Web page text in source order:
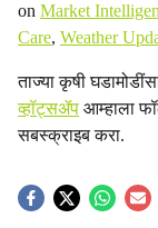
on Market
Care, Weather
ताज्या कृषी
व्हॉट्सॲप आम्हाला
सबस्क्राइब करा.